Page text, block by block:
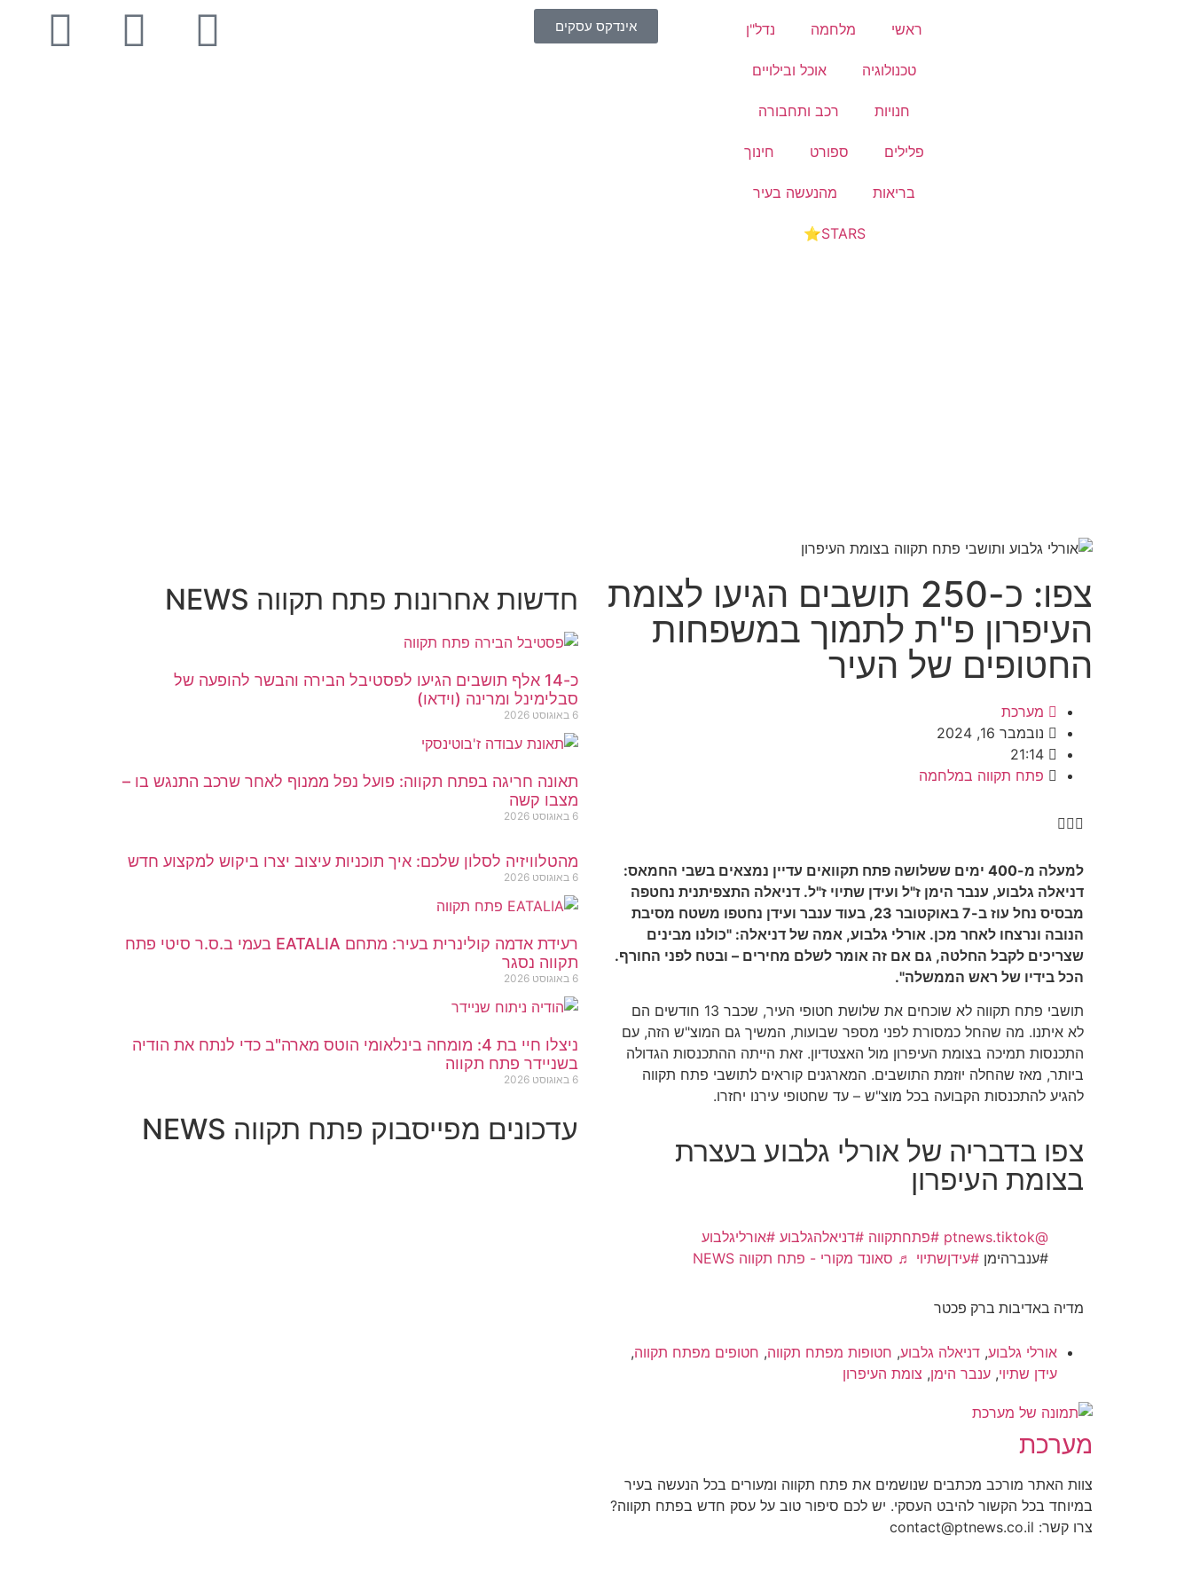
ראשי מלחמה נדל"ן
טכנולוגיה אוכל ובילויים
חנויות רכב ותחבורה
פלילים ספורט חינוך
בריאות מהנעשה בעיר
STARS⭐
אינדקס עסקים
צפו: כ-250 תושבים הגיעו לצומת
העיפרון פ"ת לתמוך במשפחות
החטופים של העיר
מערכת
נובמבר 16, 2024
21:14
פתח תקווה במלחמה
למעלה מ-400 ימים ששלושה פתח תקוואים עדיין נמצאים בשבי החמאס:
דניאלה גלבוע, ענבר הימן ז"ל ועידן שתיוי ז"ל. דניאלה התצפיתנית נחטפה
מבסיס נחל עוז ב-7 באוקטובר 23, בעוד ענבר ועידן נחטפו משטח מסיבת
הנובה ונרצחו לאחר מכן. אורלי גלבוע, אמה של דניאלה: "כולנו מבינים
שצריכים לקבל החלטה, גם אם זה אומר לשלם מחירים – ובטח לפני החורף.
הכל בידיו של ראש הממשלה".
תושבי פתח תקווה לא שוכחים את שלושת חטופי העיר, שכבר 13 חודשים הם
לא איתנו. מה שהחל כמסורת לפני מספר שבועות, המשיך גם המוצ"ש הזה, עם
התכנסות תמיכה בצומת העיפרון מול האצטדיון. זאת הייתה ההתכנסות הגדולה
ביותר, מאז שהחלה יוזמת התושבים. המארגנים קוראים לתושבי פתח תקווה
להגיע להתכנסות הקבועה בכל מוצ"ש – עד שחטופי עירנו יחזרו.
צפו בדבריה של אורלי גלבוע בעצרת
בצומת העיפרון
@ptnews.tiktok #פתחתקווה #דניאלהגלבוע #אורליגלבוע
#ענברהימן #עידןשתיוי ♬ סאונד מקורי - פתח תקווה NEWS
מדיה באדיבות ברק פכטר
אורלי גלבוע, דניאלה גלבוע, חטופות מפתח תקווה, חטופים מפתח תקווה,
עידן שתיוי, ענבר הימן, צומת העיפרון
מערכת
צוות האתר מורכב מכתבים שנושמים את פתח תקווה ומעורים בכל הנעשה בעיר
במיוחד בכל הקשור להיבט העסקי. יש לכם סיפור טוב על עסק חדש בפתח תקווה?
צרו קשר: contact@ptnews.co.il
חדשות אחרונות פתח תקווה NEWS
כ-14 אלף תושבים הגיעו לפסטיבל הבירה והבשר להופעה של
סבלימינל ומרינה (וידאו)
6 באוגוסט 2026
תאונה חריגה בפתח תקווה: פועל נפל ממנוף לאחר שרכב התנגש בו –
מצבו קשה
6 באוגוסט 2026
מהטלוויזיה לסלון שלכם: איך תוכניות עיצוב יצרו ביקוש למקצוע חדש
6 באוגוסט 2026
רעידת אדמה קולינרית בעיר: מתחם EATALIA בעמי ב.ס.ר סיטי פתח
תקווה נסגר
6 באוגוסט 2026
ניצלו חיי בת 4: מומחה בינלאומי הוטס מארה"ב כדי לנתח את הודיה
בשניידר פתח תקווה
6 באוגוסט 2026
עדכונים מפייסבוק פתח תקווה NEWS